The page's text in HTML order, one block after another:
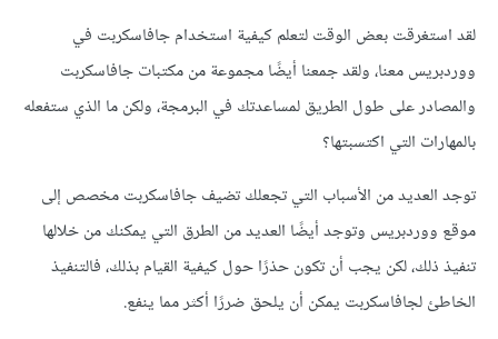
لقد استغرقت بعض الوقت لتعلم كيفية استخدام جافاسكربت في
ووردبريس معنا، ولقد جمعنا أيضًا مجموعة من مكتبات جافاسكربت
والمصادر على طول الطريق لمساعدتك في البرمجة، ولكن ما الذي ستفعله
بالمهارات التي اكتسبتها؟
توجد العديد من الأسباب التي تجعلك تضيف جافاسكربت مخصص إلى
موقع ووردبريس وتوجد أيضًا العديد من الطرق التي يمكنك من خلالها
تنفيذ ذلك، لكن يجب أن تكون حذرًا حول كيفية القيام بذلك، فالتنفيذ
الخاطئ لجافاسكربت يمكن أن يلحق ضررًا أكثر مما ينفع.